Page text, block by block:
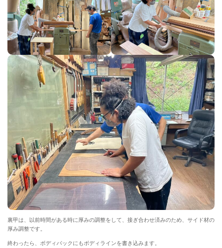
裏甲は、以前時間がある時に厚みの調整をして、接ぎ合わせ済みのため、サイド材の
厚み調整です。
終わったら、ボディバックにもボディラインを書き込みます。